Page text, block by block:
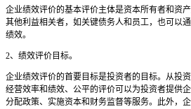
企业绩效评价的基本评价主体是资本所有者和资
其他利益相关者，如关键债务人和员工，也可以
绩效。
2、 绩效评价目标。
企业绩效评价的首要目标是投资者的目标。从投
经营效率和绩效、 公平的评价可以为投资者提供
分配政策、 实施资本和财务监督等服务。此外，